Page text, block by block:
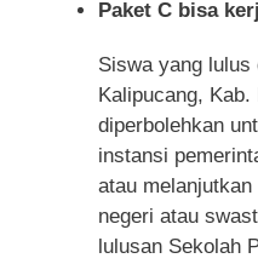
Paket C bisa
Siswa yang
Kalipucang, Kab.
diperbolehkan
instansi
atau
negeri atau
lulusan Sekolah